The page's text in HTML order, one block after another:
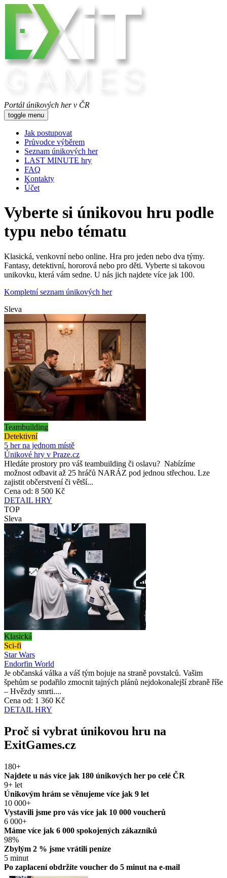
Portál únikových her v ČR
toggle menu
Jak postupovat
Průvodce výběrem
Seznam únikových her
LAST MINUTE hry
FAQ
Kontakty
Účet
Vyberte si únikovou hru podle
typu nebo tématu
Klasická, venkovní nebo online. Hra pro jeden nebo dva týmy.
Fantasy, detektivní, hororová nebo pro děti. Vyberte si takovou
unikovku, která vám sedne. U nás jich najdete více jak 100.
Kompletní seznam únikových her
Sleva
Teambuilding
Detektivní
5 her na jednom místě
Únikové hry v Praze.cz
Hledáte prostory pro váš teambuilding či oslavu? Nabízíme
možnost odbavit až 25 hráčů NARÁZ pod jednou střechou. Lze
zajistit občerstvení či větší...
Cena od: 8 500 Kč
DETAIL HRY
TOP
Sleva
Klasická
Sci-fi
Star Wars
Endorfin World
Je občanská válka a váš tým bojuje na straně povstalců. Vašim
špehům se podařilo zmocnit tajných plánů nejdokonalejší zbraně říše
– Hvězdy smrti....
Cena od: 1 360 Kč
DETAIL HRY
Proč si vybrat únikovou hru na
ExitGames.cz
180+
Najdete u nás více jak 180 únikových her po celé ČR
9+ let
Únikovým hrám se věnujeme více jak 9 let
10 000+
Vystavili jsme pro vás více jak 10 000 voucherů
6 000+
Máme více jak 6 000 spokojených zákazníků
98%
Zbylým 2 % jsme vrátili peníze
5 minut
Po zaplacení obdržíte voucher do 5 minut na e-mail